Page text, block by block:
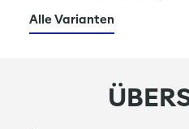
Alle Varianten